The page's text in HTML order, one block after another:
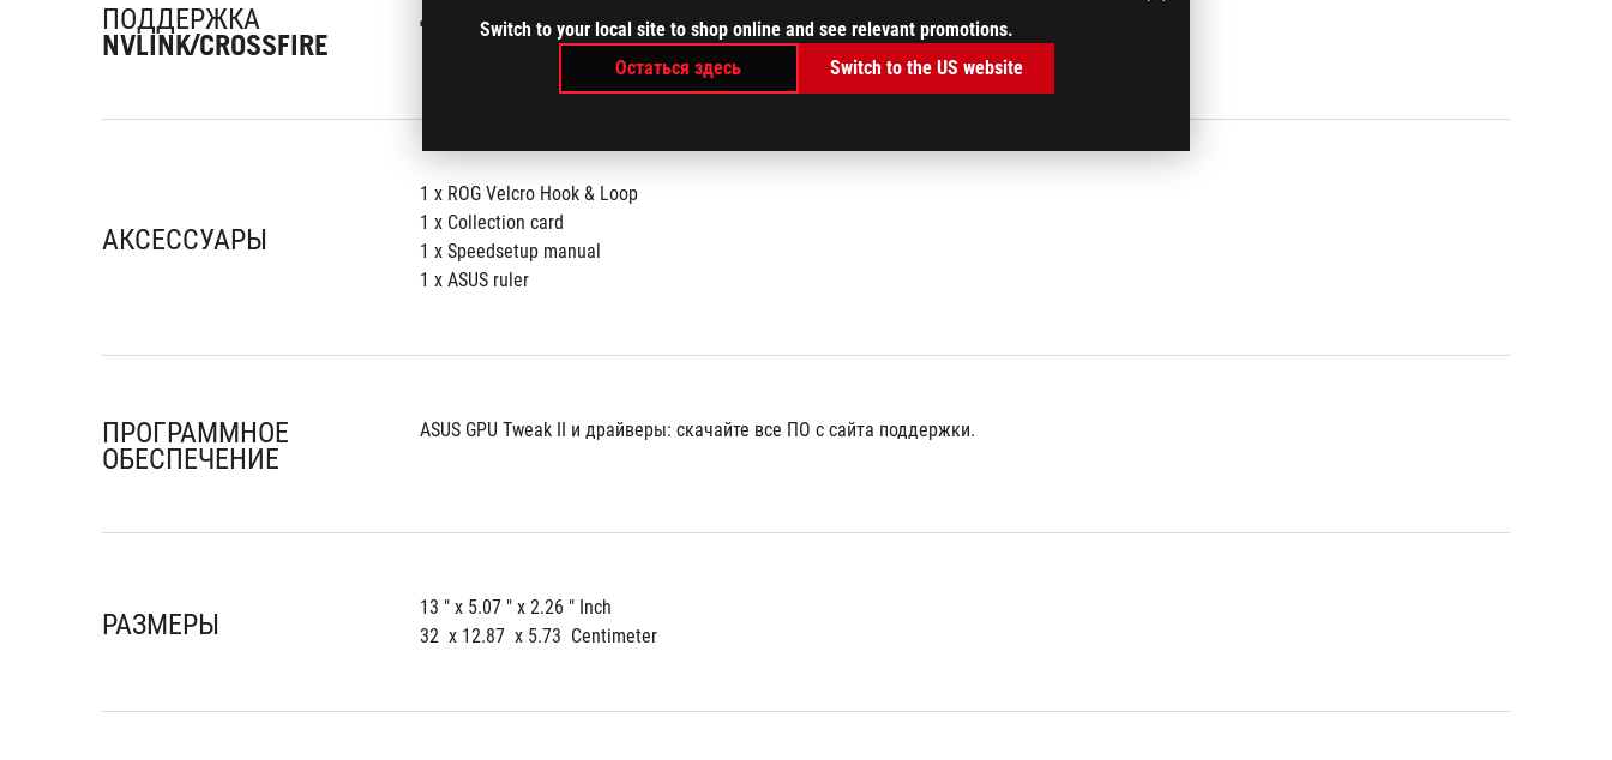
Switch to your local site to shop online and see relevant promotions.
Остаться здесь
Switch to the US website
ПОДДЕРЖКА
NVLINK/CROSSFIRE
Да
АКСЕССУАРЫ
1 x ROG Velcro Hook & Loop
1 x Collection card
1 x Speedsetup manual
1 x ASUS ruler
ПРОГРАММНОЕ
ОБЕСПЕЧЕНИЕ
ASUS GPU Tweak II и драйверы: скачайте все ПО с сайта поддержки.
РАЗМЕРЫ
13 " x 5.07 " x 2.26 " Inch
32  x 12.87  x 5.73  Centimeter